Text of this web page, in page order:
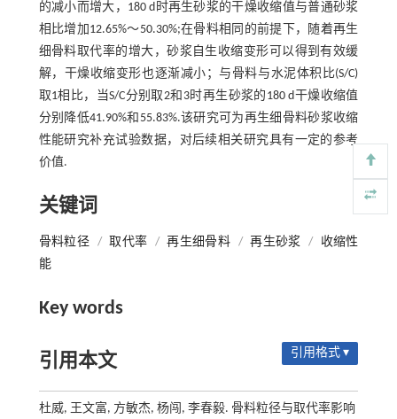
的减小而增大，180 d时再生砂浆的干燥收缩值与普通砂浆
相比增加12.65%～50.30%;在骨料相同的前提下，随着再生
细骨料取代率的增大，砂浆自生收缩变形可以得到有效缓
解，干燥收缩变形也逐渐减小；与骨料与水泥体积比(S/C)
取1相比，当S/C分别取2和3时再生砂浆的180 d干燥收缩值
分别降低41.90%和55.83%.该研究可为再生细骨料砂浆收缩
性能研究补充试验数据，对后续相关研究具有一定的参考
价值.
关键词
骨料粒径 / 取代率 / 再生细骨料 / 再生砂浆 /
收缩性
能
Key words
引用本文 引用格式 ▾
杜威, 王文富, 方敏杰, 杨闯, 李春毅. 骨料粒径与取代率影响